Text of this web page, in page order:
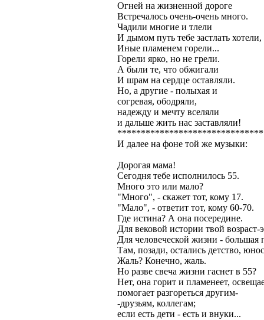
Огней на жизненной дороге
Встречалось очень-очень много.
Чадили многие и тлели
И дымом путь тебе застлать хотели,
Иные пламенем горели...
Горели ярко, но не грели.
А были те, что обжигали
И шрам на сердце оставляли.
Но, а другие - полыхая и
согревая, ободряли,
надежду и мечту вселяли
и дальше жить нас заставляли!
И далее на фоне той же музыки:
Дорогая мама!
Сегодня тебе исполнилось 55.
Много это или мало?
"Много", - скажет тот, кому 17.
"Мало", - ответит тот, кому 60-70.
Где истина? А она посередине.
Для вековой истории твой возраст-
Для человеческой жизни - большая
Там, позади, остались детство,
Жаль? Конечно, жаль.
Но разве свеча жизни гаснет в 55?
Нет, она горит и пламенеет,
помогает разгореться другим-
-друзьям, коллегам;
если есть дети - есть и внуки...